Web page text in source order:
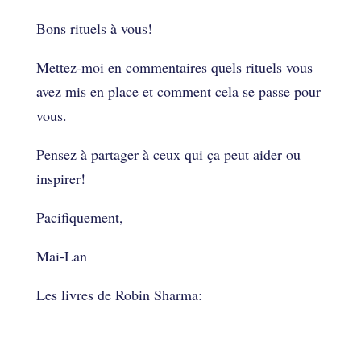
Bons rituels à vous!
Mettez-moi en commentaires quels rituels vous
avez mis en place et comment cela se passe pour
vous.
Pensez à partager à ceux qui ça peut aider ou
inspirer!
Pacifiquement,
Mai-Lan
Les livres de Robin Sharma: